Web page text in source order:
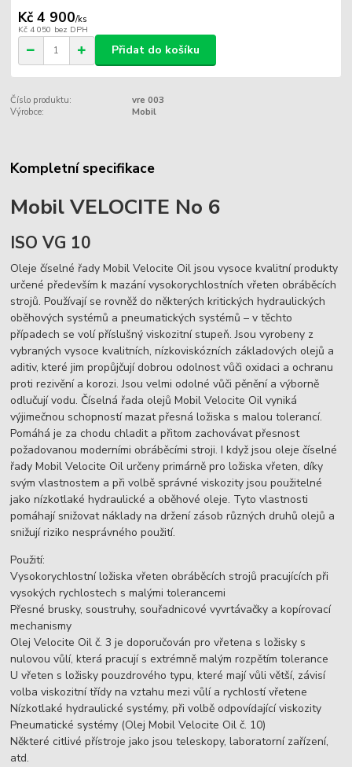
Kč 4 900/ks
Kč 4 050 bez DPH
Přidat do košíku
Číslo produktu:
vre 003
Výrobce:
Mobil
Kompletní specifikace
Mobil VELOCITE No 6
ISO VG 10
Oleje číselné řady Mobil Velocite Oil jsou vysoce kvalitní produkty
určené především k mazání vysokorychlostních vřeten obráběcích
strojů. Používají se rovněž do některých kritických hydraulických
oběhových systémů a pneumatických systémů – v těchto
případech se volí příslušný viskozitní stupeň. Jsou vyrobeny z
vybraných vysoce kvalitních, nízkoviskózních základových olejů a
aditiv, které jim propůjčují dobrou odolnost vůči oxidaci a ochranu
proti rezivění a korozi. Jsou velmi odolné vůči pěnění a výborně
odlučují vodu. Číselná řada olejů Mobil Velocite Oil vyniká
výjimečnou schopností mazat přesná ložiska s malou tolerancí.
Pomáhá je za chodu chladit a přitom zachovávat přesnost
požadovanou moderními obráběcími stroji. I když jsou oleje číselné
řady Mobil Velocite Oil určeny primárně pro ložiska vřeten, díky
svým vlastnostem a při volbě správné viskozity jsou použitelné
jako nízkotlaké hydraulické a oběhové oleje. Tyto vlastnosti
pomáhají snižovat náklady na držení zásob různých druhů olejů a
snižují riziko nesprávného použití.
Použití:
Vysokorychlostní ložiska vřeten obráběcích strojů pracujících při
vysokých rychlostech s malými tolerancemi
Přesné brusky, soustruhy, souřadnicové vyvrtávačky a kopírovací
mechanismy
Olej Velocite Oil č. 3 je doporučován pro vřetena s ložisky s
nulovou vůlí, která pracují s extrémně malým rozpětím tolerance
U vřeten s ložisky pouzdrového typu, které mají vůli větší, závisí
volba viskozitní třídy na vztahu mezi vůlí a rychlostí vřetene
Nízkotlaké hydraulické systémy, při volbě odpovídající viskozity
Pneumatické systémy (Olej Mobil Velocite Oil č. 10)
Některé citlivé přístroje jako jsou teleskopy, laboratorní zařízení,
atd.